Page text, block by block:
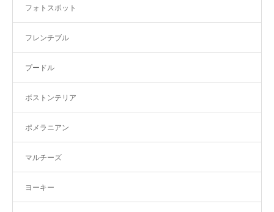
フォトスポット
フレンチブル
プードル
ボストンテリア
ポメラニアン
マルチーズ
ヨーキー